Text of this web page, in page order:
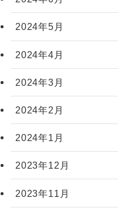
2024年5月
2024年4月
2024年3月
2024年2月
2024年1月
2023年12月
2023年11月